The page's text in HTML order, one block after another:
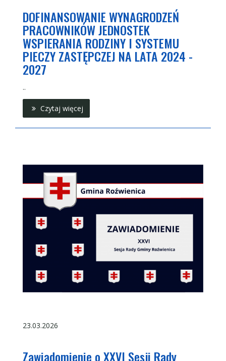
DOFINANSOWANIE WYNAGRODZEŃ
PRACOWNIKÓW JEDNOSTEK
WSPIERANIA RODZINY I SYSTEMU
PIECZY ZASTĘPCZEJ NA LATA 2024 -
2027
..
Czytaj więcej
23.03.2026
Zawiadomienie o XXVI Sesji Rady